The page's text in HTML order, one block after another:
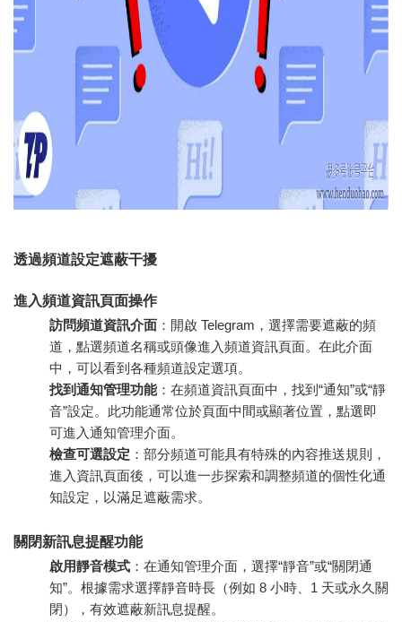
透過頻道設定遮蔽干擾
進入頻道資訊頁面操作
訪問頻道資訊介面 ：開啟 Telegram，選擇需要遮蔽的頻
道，點選頻道名稱或頭像進入頻道資訊頁面。在此介面
中，可以看到各種頻道設定選項。
找到通知管理功能：在頻道資訊頁面中，找到“通知”或“靜
音”設定。此功能通常位於頁面中間或顯著位置，點選即
可進入通知管理介面。
檢查可選設定 ：部分頻道可能具有特殊的內容推送規則，
進入資訊頁面後，可以進一步探索和調整頻道的個性化通
知設定，以滿足遮蔽需求。
關閉新訊息提醒功能
啟用靜音模式 ：在通知管理介面，選擇“靜音”或“關閉通
知”。根據需求選擇靜音時長（例如 8 小時、1 天或永久關
閉），有效遮蔽新訊息提醒。